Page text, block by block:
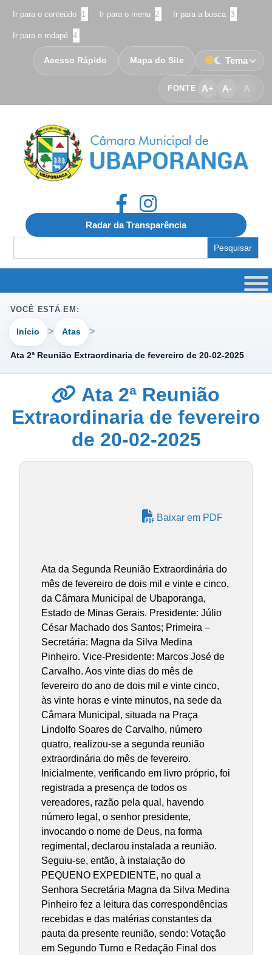
Ir para o conteúdo 1 Ir para o menu 2 Ir para a busca 3
Ir para o rodapé 4
FONTE A+ A- A
Acesso Rápido Mapa do Site Tema
Radar da Transparência
for:
VOCÊ ESTÁ EM:
Início Atas
Ata 2ª Reunião Extraordinaria de fevereiro de 20-02-2025
Ata 2ª Reunião
Extraordinaria de fevereiro
de 20-02-2025
Baixar em PDF
Ata da Segunda Reunião Extraordinária do
mês de fevereiro de dois mil e vinte e cinco,
da Câmara Municipal de Ubaporanga,
Estado de Minas Gerais. Presidente: Júlio
César Machado dos Santos; Primeira –
Secretária: Magna da Silva Medina
Pinheiro. Vice-Presidente: Marcos José de
Carvalho. Aos vinte dias do mês de
fevereiro do ano de dois mil e vinte cinco,
às vinte horas e vinte minutos, na sede da
Câmara Municipal, situada na Praça
Lindolfo Soares de Carvalho, número
quatro, realizou-se a segunda reunião
extraordinária do mês de fevereiro.
Inicialmente, verificando em livro próprio, foi
registrada a presença de todos os
vereadores, razão pela qual, havendo
número legal, o senhor presidente,
invocando o nome de Deus, na forma
regimental, declarou instalada a reunião.
Seguiu-se, então, à instalação do
PEQUENO EXPEDIENTE, no qual a
Senhora Secretária Magna da Silva Medina
Pinheiro fez a leitura das correspondências
recebidas e das matérias constantes da
pauta da presente reunião, sendo: Votação
em Segundo Turno e Redação Final dos